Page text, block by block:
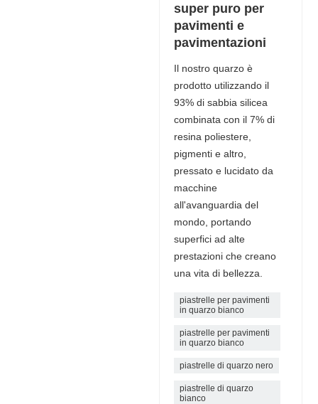
super puro per
pavimenti e
pavimentazioni
Il nostro quarzo è
prodotto utilizzando il
93% di sabbia silicea
combinata con il 7% di
resina poliestere,
pigmenti e altro,
pressato e lucidato da
macchine
all'avanguardia del
mondo, portando
superfici ad alte
prestazioni che creano
una vita di bellezza.
piastrelle per pavimenti
in quarzo bianco
piastrelle per pavimenti
in quarzo bianco
piastrelle di quarzo nero
piastrelle di quarzo
bianco